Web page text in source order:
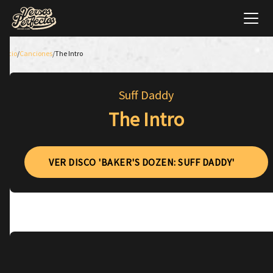
Inicio/Canciones/The Intro
Suff Daddy
The Intro
VER DISCO 'BAKER'S DOZEN: SUFF DADDY'